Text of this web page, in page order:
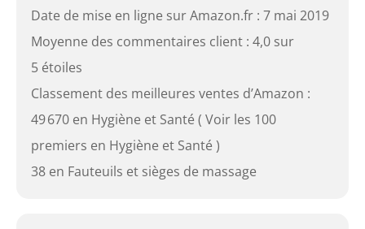
Date de mise en ligne sur Amazon.fr : 7 mai 2019
Moyenne des commentaires client : 4,0 sur
5 étoiles
Classement des meilleures ventes d’Amazon :
49 670 en Hygiène et Santé ( Voir les 100
premiers en Hygiène et Santé )
38 en Fauteuils et sièges de massage